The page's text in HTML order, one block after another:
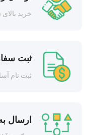
خرید بالای ۱.۵ میلیون
ثبت
ثبت نام
ارسال